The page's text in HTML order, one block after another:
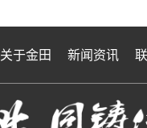
关于金田 新闻资讯